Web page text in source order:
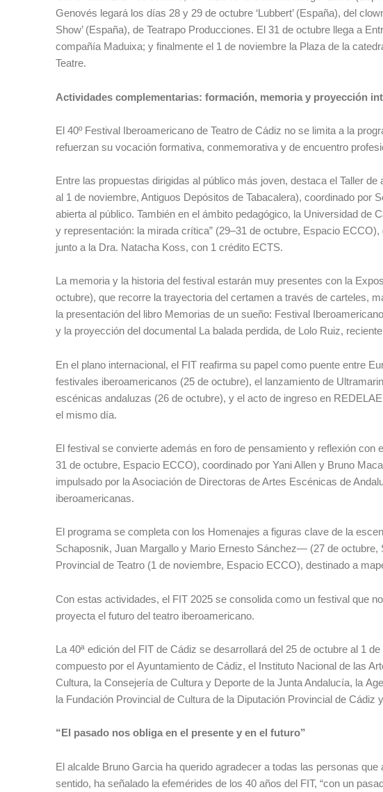
Genovés legará los días 28 y 29 de octubre ‘Lubbert’ (España), del
Show’ (España), de Teatrapo Producciones. El 31 de octubre llega a
compañía Maduixa; y finalmente el 1 de noviembre la Plaza de la
Teatre.
Actividades complementarias: formación, memoria y proyección
El 40º Festival Iberoamericano de Teatro de Cádiz no se limita a la
refuerzan su vocación formativa, conmemorativa y de encuentro
Entre las propuestas dirigidas al público más joven, destaca el Taller
al 1 de noviembre, Antiguos Depósitos de Tabacalera), coordinado
abierta al público. También en el ámbito pedagógico, la Universidad de
y representación: la mirada crítica” (29–31 de octubre, Espacio
junto a la Dra. Natacha Koss, con 1 crédito ECTS.
La memoria y la historia del festival estarán muy presentes con la
octubre), que recorre la trayectoria del certamen a través de carteles,
la presentación del libro Memorias de un sueño: Festival
y la proyección del documental La balada perdida, de Lolo Ruiz,
En el plano internacional, el FIT reafirma su papel como puente entre
festivales iberoamericanos (25 de octubre), el lanzamiento de
escénicas andaluzas (26 de octubre), y el acto de ingreso en
el mismo día.
El festival se convierte además en foro de pensamiento y reflexión
31 de octubre, Espacio ECCO), coordinado por Yani Allen y Bruno
impulsado por la Asociación de Directoras de Artes Escénicas de
iberoamericanas.
El programa se completa con los Homenajes a figuras clave de la
Schaposnik, Juan Margallo y Mario Ernesto Sánchez— (27 de octubre,
Provincial de Teatro (1 de noviembre, Espacio ECCO), destinado a
Con estas actividades, el FIT 2025 se consolida como un festival que
proyecta el futuro del teatro iberoamericano.
La 40ª edición del FIT de Cádiz se desarrollará del 25 de octubre al 1
compuesto por el Ayuntamiento de Cádiz, el Instituto Nacional de las
Cultura, la Consejería de Cultura y Deporte de la Junta Andalucía, la
la Fundación Provincial de Cultura de la Diputación Provincial de Cádiz
“El pasado nos obliga en el presente y en el futuro”
El alcalde Bruno Garcia ha querido agradecer a todas las personas
sentido, ha señalado la efemérides de los 40 años del FIT, “con un